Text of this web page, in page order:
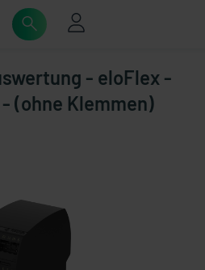
- eloFlex -
- (ohne Klemmen)